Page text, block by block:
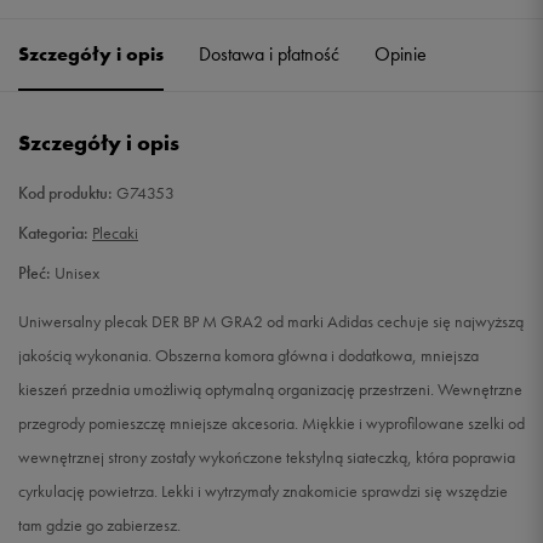
Szczegóły i opis Dostawa i płatność Opinie
Szczegóły i opis
Kod produktu: G74353
Kategoria: Plecaki
Płeć: Unisex
Uniwersalny plecak DER BP M GRA2 od marki Adidas cechuje się najwyższą
jakością wykonania. Obszerna komora główna i dodatkowa, mniejsza
kieszeń przednia umożliwią optymalną organizację przestrzeni. Wewnętrzne
przegrody pomieszczę mniejsze akcesoria. Miękkie i wyprofilowane szelki od
wewnętrznej strony zostały wykończone tekstylną siateczką, która poprawia
cyrkulację powietrza. Lekki i wytrzymały znakomicie sprawdzi się wszędzie
tam gdzie go zabierzesz.